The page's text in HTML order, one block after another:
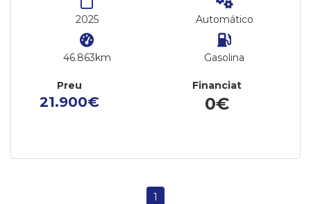
2025
46.863km
Automático
Gasolina
Preu
21.900€
Financiat
0€
1